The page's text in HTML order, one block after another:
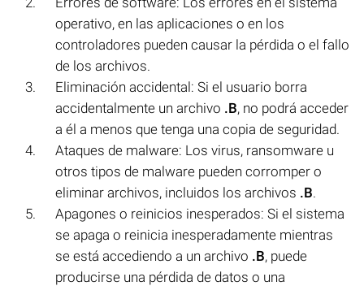
operativo, en las aplicaciones o en los
controladores pueden causar la pérdida o el fallo
de los archivos.
Eliminación accidental: Si el usuario borra
accidentalmente un archivo .B, no podrá acceder
a él a menos que tenga una copia de seguridad.
Ataques de malware: Los virus, ransomware u
otros tipos de malware pueden corromper o
eliminar archivos, incluidos los archivos .B.
Apagones o reinicios inesperados: Si el sistema
se apaga o reinicia inesperadamente mientras
se está accediendo a un archivo .B, puede
producirse una pérdida de datos o una